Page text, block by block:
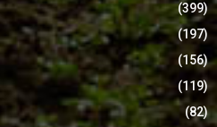
(399)
(197)
(156)
(119)
(82)